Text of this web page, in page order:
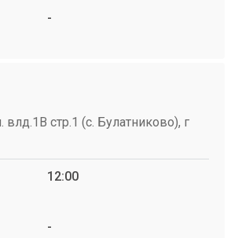
-
влд.1В стр.1 (с. Булатниково), г
12:00
-